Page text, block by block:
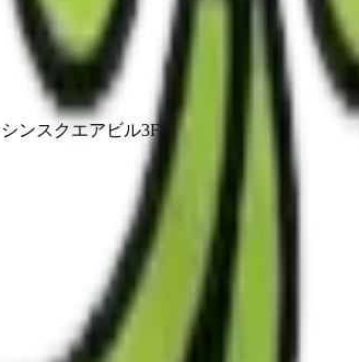
ンスクエアビル3F